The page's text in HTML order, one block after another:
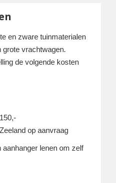
en zware tuinmaterialen
grote vrachtwagen.
de volgende kosten
op aanvraag
aanhanger lenen om zelf